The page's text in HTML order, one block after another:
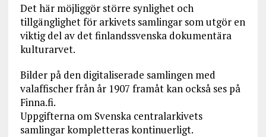
Det här möjliggör större synlighet och
tillgänglighet för arkivets samlingar som utgör en
viktig del av det finlandssvenska dokumentära
kulturarvet.
Bilder på den digitaliserade samlingen med
valaffischer från år 1907 framåt kan också ses på
Finna.fi.
Uppgifterna om Svenska centralarkivets
samlingar kompletteras kontinuerligt.